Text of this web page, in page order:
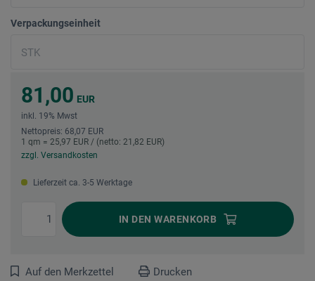
Verpackungseinheit
81,00 EUR
inkl. 19% Mwst
Nettopreis: 68,07 EUR
1 qm = 25,97 EUR / (netto: 21,82 EUR)
zzgl. Versandkosten
Lieferzeit ca. 3-5 Werktage
IN DEN WARENKORB
Auf den Merkzettel Drucken